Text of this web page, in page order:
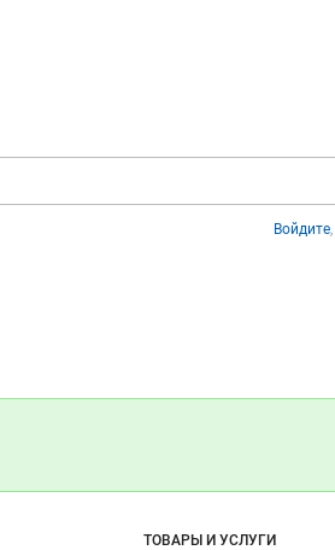
Войдите
ТОВАРЫ И УСЛУГИ